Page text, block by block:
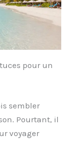
pour un
sembler
Pourtant, il
voyager